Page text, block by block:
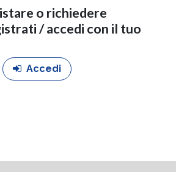
o richiedere
/ accedi con il tuo
Accedi